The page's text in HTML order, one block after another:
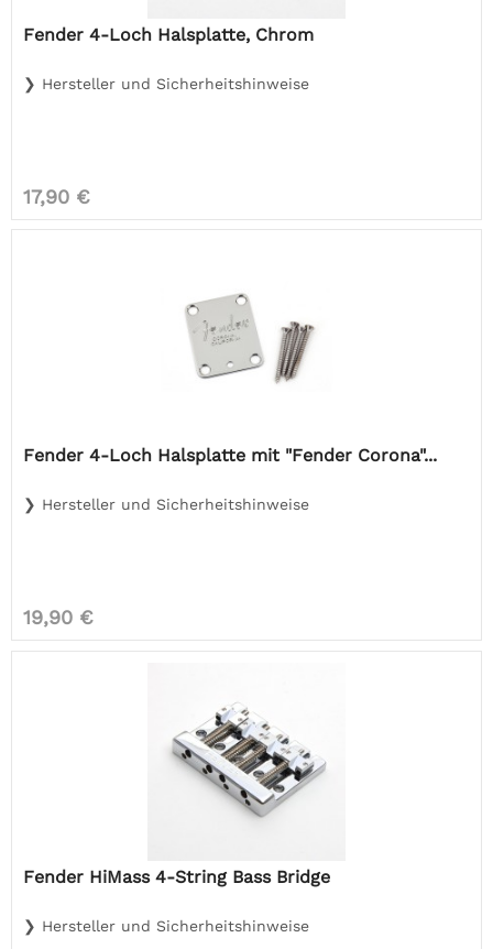
Fender 4-Loch Halsplatte, Chrom
❯ Hersteller und Sicherheitshinweise
17,90 €
Fender 4-Loch Halsplatte mit "Fender Corona"...
❯ Hersteller und Sicherheitshinweise
19,90 €
Fender HiMass 4-String Bass Bridge
❯ Hersteller und Sicherheitshinweise